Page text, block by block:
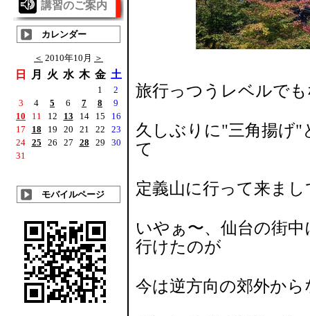
旅行っつうレベルで
久しぶりに"三角揚げ
て
定義山に行って来まし
いやぁ〜、仙台の街
行けたのが
今は逆方向の郊外から
講習のご案内
カレンダー
＜ 2010年10月 ＞
日 月 火 水 木 金 土
1
2
3
4 5 6 7 8
9
10
11 12 13 14 15
16
17
18 19 20 21 22
23
24 25 26 27 28 29
30
31
モバイルページ